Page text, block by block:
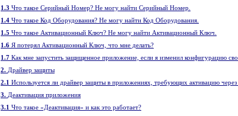
1.3 Что такое Серийный Номер? Не могу найти Серийный Номер.
1.4 Что такое Код Оборудования? Не могу найти Код Оборудования.
1.5 Что такое Активационный Ключ? Не могу найти Активационный Ключ.
1.6 Я потерял Активационный Ключ, что мне делать?
1.7 Как мне запустить защищенное приложение, если я изменил конфигурацию
2. Драйвер защиты
2.1 Используется ли драйвер защиты в приложениях, требующих активацию
3. Деактивация приложения
3.1 Что такое «Деактивация» и как это работает?